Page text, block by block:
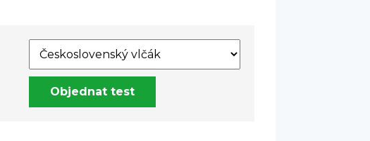
Objednat test